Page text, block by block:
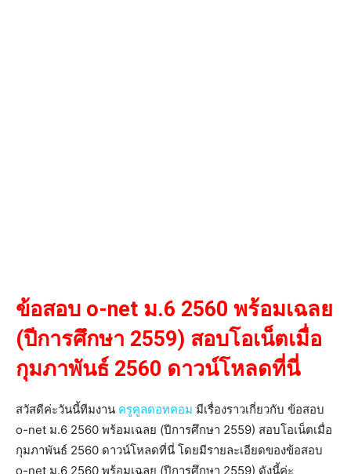
ข้อสอบ o-net ม.6 2560 พร้อมเฉลย
(ปีการศึกษา 2559) สอบโอเน็ตเมื่อ
กุมภาพันธ์ 2560 ดาวน์โหลดที่นี่
สวัสดีค่ะวันนี้ทีมงาน ครูคูลดอทคอม มีเรื่องราวเกี่ยวกับ ข้อสอบ
o-net ม.6 2560 พร้อมเฉลย (ปีการศึกษา 2559) สอบโอเน็ตเมื่อ
กุมภาพันธ์ 2560 ดาวน์โหลดที่นี่ โดยมีรายละเอียดของข้อสอบ
o-net ม.6 2560 พร้อมเฉลย (ปีการศึกษา 2559) ดังนี้ค่ะ